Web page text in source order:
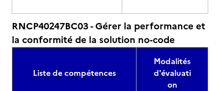
RNCP40247BC03 - Gérer la performance et
la conformité de la solution no-code
Liste de compétences
Modalités
d'évaluati
on